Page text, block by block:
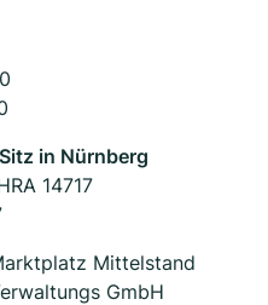
in Nürnberg
14717
Mittelstand
GmbH